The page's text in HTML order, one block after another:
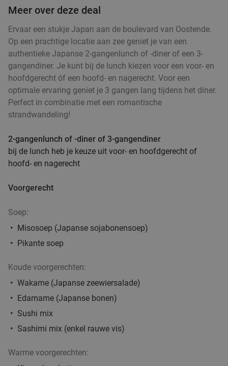
37%
2- of 3-gangenlunch of -diner à la carte bij La
Dentellière in hartje Brugge
Vandaag Zo Ma Di Wo
Do
La Dentellière
8.3star
Brugge 23 min.
Verkocht: 140 Regulier
Ontbijt bij Bistro De Schilder
Bistro De Schilder
Verkocht: 150
2- of 3-gangenlunch of -diner à la carte bij
Family Kitchen in hartje Brugge
Vandaag Morgen Zo Ma
Brugge
Verkocht: 36
Meer over deze deal
Ervaar een stukje Japan aan de boulevard van Oostende.
Op een prachtige locatie aan zee geniet je van een
authentieke Japanse 2-gangenlunch of -diner of een 3-
gangendiner. Je kunt bij de lunch kiezen voor een voor- en
hoofdgerecht óf een hoofd- en nagerecht. Voor een
optimale ervaring geniet je 3 gangen lang tijdens het diner.
Perfect in combinatie met een romantische
strandwandeling!
2-gangenlunch of -diner of 3-gangendiner
bij de lunch heb je keuze uit voor- en hoofdgerecht of
hoofd- en nagerecht
Voorgerecht
Soep:
Misosoep (Japanse sojabonensoep)
Pikante soep
Koude voorgerechten:
Wakame (Japanse zeewiersalade)
Edamame (Japanse bonen)
Sushi mix
Sashimi mix (enkel rauwe vis)
Warme voorgerechten: